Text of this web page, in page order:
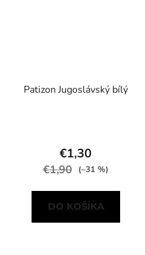
Patizon Jugoslávský bílý
€1,30
€1,90 (–31 %)
DO KOŠÍKA